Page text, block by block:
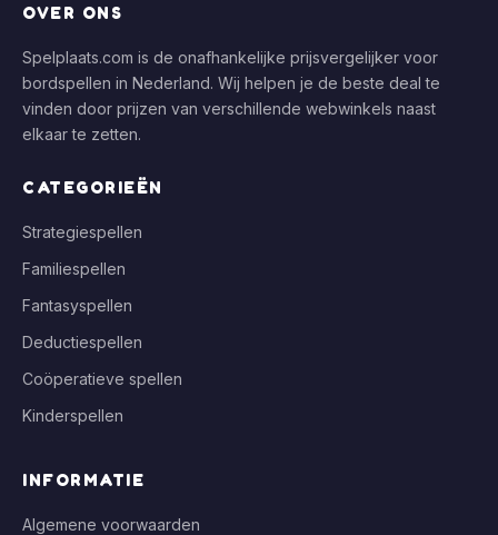
OVER ONS
Spelplaats.com is de onafhankelijke prijsvergelijker voor
bordspellen in Nederland. Wij helpen je de beste deal te
vinden door prijzen van verschillende webwinkels naast
elkaar te zetten.
CATEGORIEËN
Strategiespellen
Familiespellen
Fantasyspellen
Deductiespellen
Coöperatieve spellen
Kinderspellen
INFORMATIE
Algemene voorwaarden